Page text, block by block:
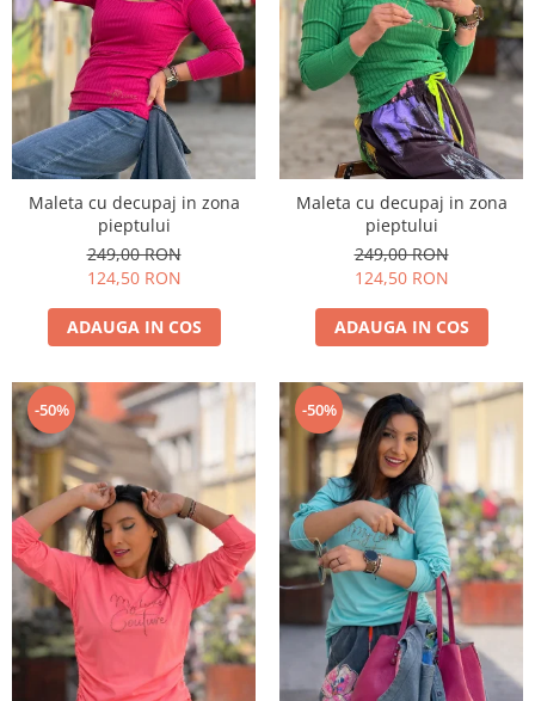
Maleta cu decupaj in zona
pieptului
249,00 RON
124,50 RON
ADAUGA IN COS
Maleta cu decupaj in zona
pieptului
249,00 RON
124,50 RON
ADAUGA IN COS
-50% -50%